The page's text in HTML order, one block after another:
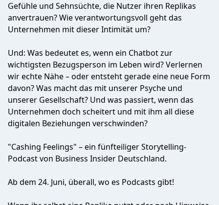
Gefühle und Sehnsüchte, die Nutzer ihren Replikas
anvertrauen? Wie verantwortungsvoll geht das
Unternehmen mit dieser Intimität um?
Und: Was bedeutet es, wenn ein Chatbot zur
wichtigsten Bezugsperson im Leben wird? Verlernen
wir echte Nähe – oder entsteht gerade eine neue Form
davon? Was macht das mit unserer Psyche und
unserer Gesellschaft? Und was passiert, wenn das
Unternehmen doch scheitert und mit ihm all diese
digitalen Beziehungen verschwinden?
"Cashing Feelings" – ein fünfteiliger Storytelling-
Podcast von Business Insider Deutschland.
Ab dem 24. Juni, überall, wo es Podcasts gibt!